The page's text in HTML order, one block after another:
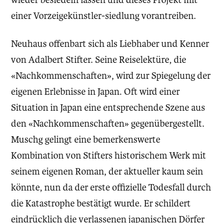
einer Vorzeigekünstler-siedlung vorantreiben.
Neuhaus offenbart sich als Liebhaber und Kenner
von Adalbert Stifter. Seine Reiselektüre, die
«Nachkommenschaften», wird zur Spiegelung der
eigenen Erlebnisse in Japan. Oft wird einer
Situation in Japan eine entsprechende Szene aus
den «Nachkommenschaften» gegenübergestellt.
Muschg gelingt eine be­merkenswerte
Kombination von Stifters historischem Werk mit
seinem eigenen Roman, der aktueller kaum sein
könnte, nun da der erste offizielle Todesfall durch
die Katastrophe bestätigt wurde. Er schildert
eindrücklich die verlassenen japanischen Dörfer